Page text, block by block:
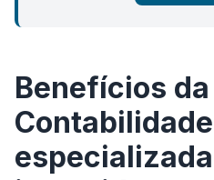
Benefícios da
Contabilidade